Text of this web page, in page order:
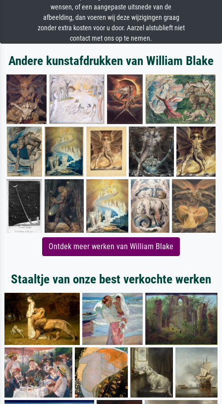
wensen, of een aangepaste uitsnede van de
afbeelding, dan voeren wij deze wijzigingen graag
zonder extra kosten voor u door. Aarzel alstublieft niet
contact met ons op te nemen.
Andere kunstafdrukken van William Blake
Ontdek meer werken van William Blake
Staaltje van onze best verkochte werken